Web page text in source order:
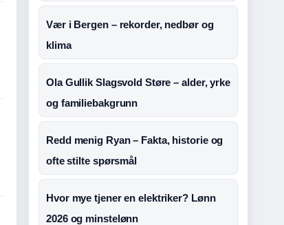
Vær i Bergen – rekorder, nedbør og
klima
Ola Gullik Slagsvold Støre – alder, yrke
og familiebakgrunn
Redd menig Ryan – Fakta, historie og
ofte stilte spørsmål
Hvor mye tjener en elektriker? Lønn
2026 og minstelønn